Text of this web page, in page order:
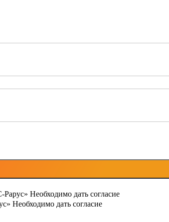
Рарус» Необходимо дать согласие
Необходимо дать согласие